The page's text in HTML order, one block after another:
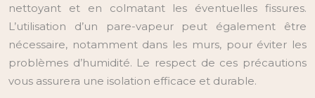
nettoyant et en colmatant les éventuelles fissures.
L’utilisation d’un pare-vapeur peut également être
nécessaire, notamment dans les murs, pour éviter les
problèmes d’humidité. Le respect de ces précautions
vous assurera une isolation efficace et durable.